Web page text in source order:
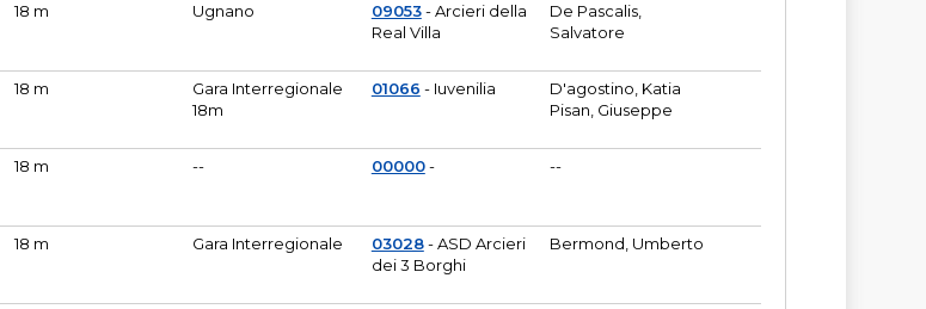
18 m Ugnano 09053- Arcieri della
Real Villa
De Pascalis,
Salvatore
18 m
Gara Interregionale
18m
01066 - Iuvenilia
D'agostino, Katia
Pisan, Giuseppe
18 m -- 00000- --
18 m Gara Interregionale 03028- ASD Arcieri
dei 3 Borghi
Bermond, Umberto